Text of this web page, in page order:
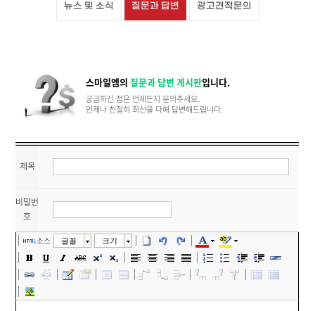
뉴스 및 소식 질문과 답변 광고견적문의
스마일엠의질문과 답변 게시판입니다.
궁금하신 점은 언제든지 문의주세요.
언제나 친절히 최선을 다해 답변해드립니다.
제목
비밀번
호
소스 글꼴 크기